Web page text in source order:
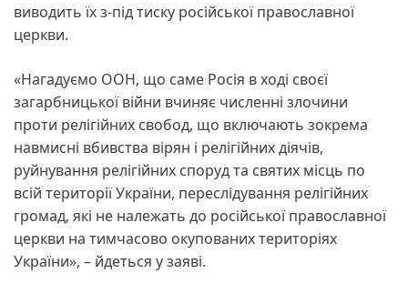
виводить їх з-під тиску російської православної
церкви.
«Нагадуємо ООН, що саме Росія в ході своєї
загарбницької війни вчиняє численні злочини
проти релігійних свобод, що включають зокрема
навмисні вбивства вірян і релігійних діячів,
руйнування релігійних споруд та святих місць по
всій території України, переслідування релігійних
громад, які не належать до російської православної
церкви на тимчасово окупованих територіях
України», – йдеться у заяві.